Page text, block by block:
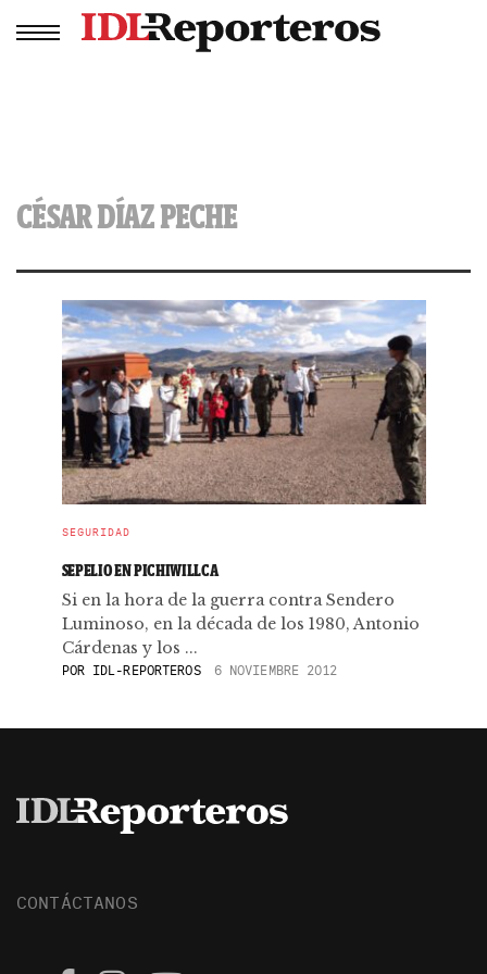
CÉSAR DÍAZ PECHE
SEGURIDAD
SEPELIO EN PICHIWILLCA
Si en la hora de la guerra contra Sendero
Luminoso, en la década de los 1980, Antonio
Cárdenas y los ...
POR IDL-REPORTEROS 6 NOVIEMBRE 2012
CONTÁCTANOS